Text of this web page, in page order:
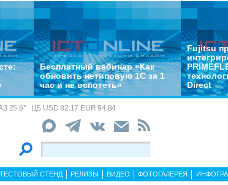
Бесплатный вебинар «Как
обновить нетиповую 1С за 1
час и не вспотеть»
Fujitsu
Direct
25.6° ЦБ USD 82.17 EUR 94.84
ТЕСТОВЫЙ СТЕНД РЕЛИЗЫ ВИДЕО ФОТОГАЛЕРЕЯ